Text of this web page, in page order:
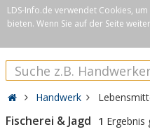
LDS-Info.de verwendet Cookies,
bieten. Wenn Sie auf der Seite
Handwerk
Fischerei & Jagd 1 Ergebnis